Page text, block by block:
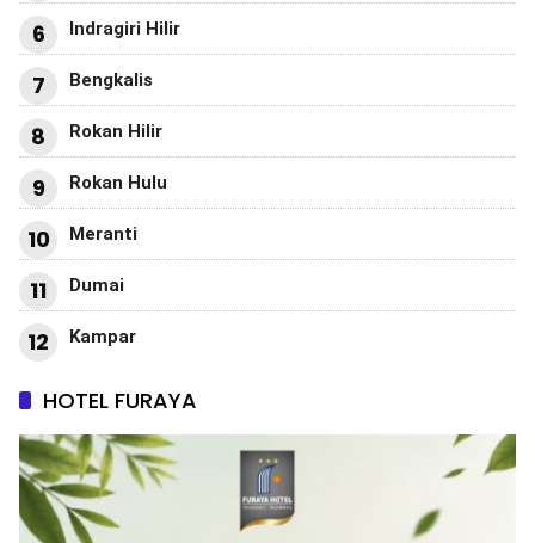
6 Indragiri Hilir
7 Bengkalis
8 Rokan Hilir
9 Rokan Hulu
10 Meranti
11 Dumai
12 Kampar
HOTEL FURAYA